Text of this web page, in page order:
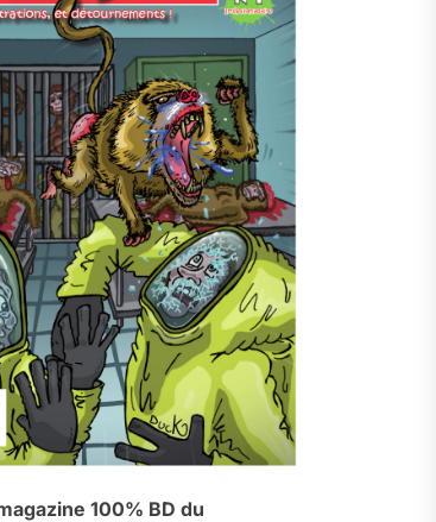
100% BD du